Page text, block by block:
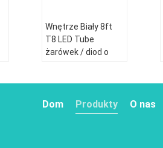
Wnętrze Biały 8ft
T8 LED Tube
żarówek / diod o
O nas
Produkty
Dom